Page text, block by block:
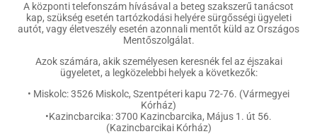
A központi telefonszám hívásával a beteg szakszerű tanácsot
kap, szükség esetén tartózkodási helyére sürgősségi ügyeleti
autót, vagy életveszély esetén azonnali mentőt küld az Országos
Mentőszolgálat.
Azok számára, akik személyesen keresnék fel az éjszakai
ügyeletet, a legközelebbi helyek a következők:
• Miskolc: 3526 Miskolc, Szentpéteri kapu 72-76. (Vármegyei
Kórház)
•Kazincbarcika: 3700 Kazincbarcika, Május 1. út 56.
(Kazincbarcikai Kórház)